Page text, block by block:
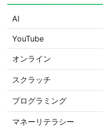
AI
YouTube
オンライン
スクラッチ
プログラミング
マネーリテラシー